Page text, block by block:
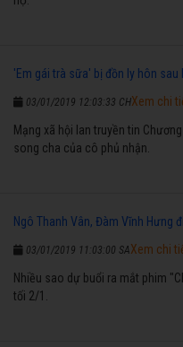
'Em gái trà sữa' bị đồn ly hôn
03/01/2019 12:03:33 CH
Mạng xã hội lan truyền tin
song cha của cô phủ nhận.
Xem chi
Ngô Thanh Vân, Đàm Vĩnh Hưng
03/01/2019 11:03:00 SA
Nhiều sao dự buổi ra mắt phim
tối 2/1.
Xem chi